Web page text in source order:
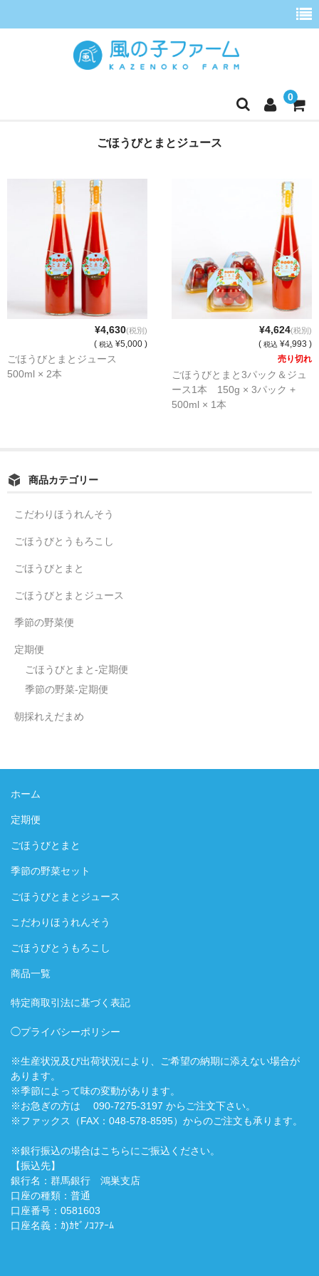
0
ごほうびとまと
季節の野菜セット
ごほうびとまとジュース
こだわりほうれんそう
ごほうびとうもろこし
ごほうびとまとジュース
¥4,630(税別)
( 税込 ¥5,000 )
ごほうびとまとジュース
500ml × 2本
¥4,624(税別)
( 税込 ¥4,993 )
売り切れ
ごほうびとまと3パック＆ジュ
ース1本 150g × 3パック +
500ml × 1本
商品カテゴリー
こだわりほうれんそう
ごほうびとうもろこし
ごほうびとまと
ごほうびとまとジュース
季節の野菜便
定期便
ごほうびとまと-定期便
季節の野菜-定期便
朝採れえだまめ
ホーム
定期便
ごほうびとまと
季節の野菜セット
ごほうびとまとジュース
こだわりほうれんそう
ごほうびとうもろこし
商品一覧
特定商取引法に基づく表記
◯プライバシーポリシー
※生産状況及び出荷状況により、ご希望の納期に添えない場合が
あります。
※季節によって味の変動があります。
※お急ぎの方は 090-7275-3197 からご注文下さい。
※ファックス（FAX：048-578-8595）からのご注文も承ります。
※銀行振込の場合はこちらにご振込ください。
【振込先】
銀行名：群馬銀行 鴻巣支店
口座の種類：普通
口座番号：0581603
口座名義：ｶ)ｶｾﾞﾉｺﾌｱｰﾑ